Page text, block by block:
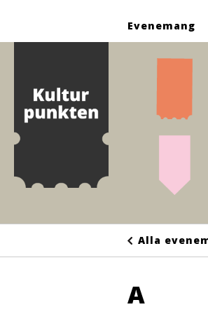
Evenemang
Alla
A